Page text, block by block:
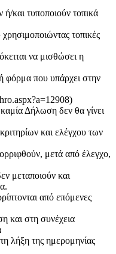
και τυποποιούν τοπικά
τοπικές
να μισθώσει η
φόρμα που υπάρχει στην
Δήλωση δεν θα γίνει
και ελέγχου των
μετά από έλεγχο,
μεταποιούν και
από επόμενες
και στη συνέχεια
λήξη της ημερομηνίας